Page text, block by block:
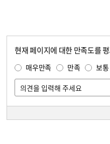
현재 페이지에 대한 만족도를
매우만족 만족 보통